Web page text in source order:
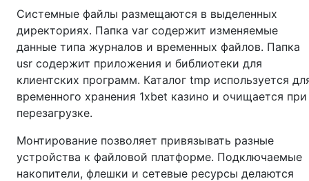
Системные файлы размещаются в выделенных
директориях. Папка var содержит изменяемые
данные типа журналов и временных файлов. Папка
usr содержит приложения и библиотеки для
клиентских программ. Каталог tmp используется
временного хранения 1xbet казино и очищается при
перезагрузке.
Монтирование позволяет привязывать разные
устройства к файловой платформе. Подключаемые
накопители, флешки и сетевые ресурсы делаются